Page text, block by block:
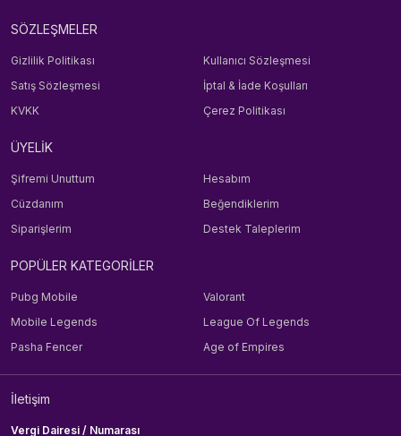
SÖZLEŞMELER
Gizlilik Politikası
Kullanıcı Sözleşmesi
Satış Sözleşmesi
İptal & İade Koşulları
KVKK
Çerez Politikası
ÜYELİK
Şifremi Unuttum
Hesabım
Cüzdanım
Beğendiklerim
Siparişlerim
Destek Taleplerim
POPÜLER KATEGORİLER
Pubg Mobile
Valorant
Mobile Legends
League Of Legends
Pasha Fencer
Age of Empires
İletişim
Vergi Dairesi / Numarası